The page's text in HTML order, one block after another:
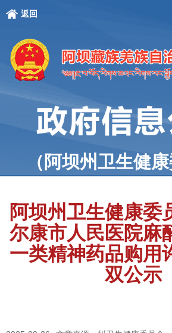
返回
（阿坝州卫生健康
阿坝州卫生健康委
尔康市人民医院麻
一类精神药品购用
双公示